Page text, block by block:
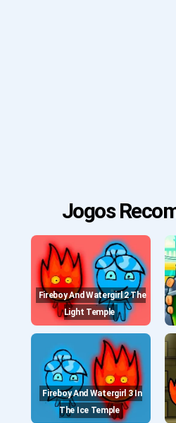
Jogos
Fireboy And Watergirl 2 The
Light Temple
Fireboy And Watergirl 3 In
The Ice Temple